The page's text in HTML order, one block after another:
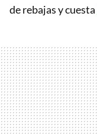
de rebajas y cuesta